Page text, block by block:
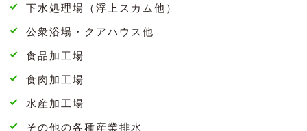
下水処理場（浮上スカム他）
公衆浴場・クアハウス他
食品加工場
食肉加工場
水産加工場
その他の各種産業排水